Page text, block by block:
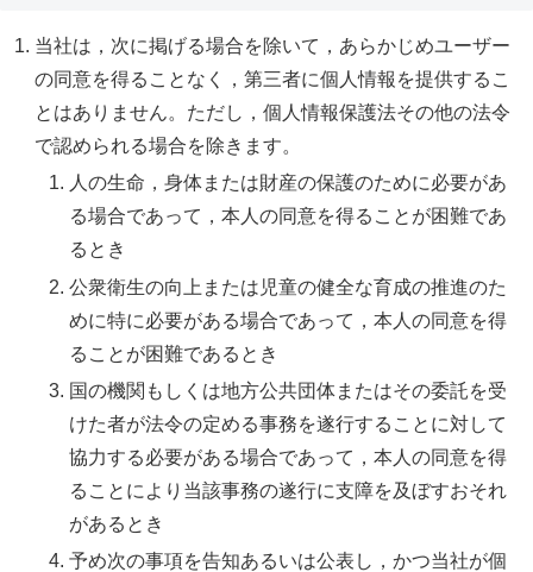
当社は，次に掲げる場合を除いて，あらかじめユーザー
の同意を得ることなく，第三者に個人情報を提供するこ
とはありません。ただし，個人情報保護法その他の法令
で認められる場合を除きます。
人の生命，身体または財産の保護のために必要があ
る場合であって，本人の同意を得ることが困難であ
るとき
公衆衛生の向上または児童の健全な育成の推進のた
めに特に必要がある場合であって，本人の同意を得
ることが困難であるとき
国の機関もしくは地方公共団体またはその委託を受
けた者が法令の定める事務を遂行することに対して
協力する必要がある場合であって，本人の同意を得
ることにより当該事務の遂行に支障を及ぼすおそれ
があるとき
予め次の事項を告知あるいは公表し，かつ当社が個